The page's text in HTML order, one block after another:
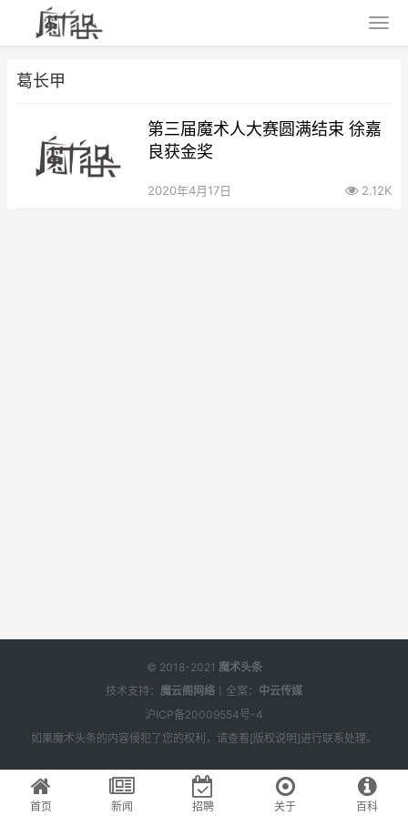
葛长甲
第三届魔术人大赛圆满结束 徐嘉
良获金奖
2020年4月17日 2.12K
© 2018-2021 魔术头条
技术支持： 魔云阁网络 丨全案： 中云传媒
沪ICP备20009554号-4
如果 魔术头条的内容侵犯了您的权利，请查看[版权说明 ]进行联系处理。
首页 新闻 招聘 关于 百科